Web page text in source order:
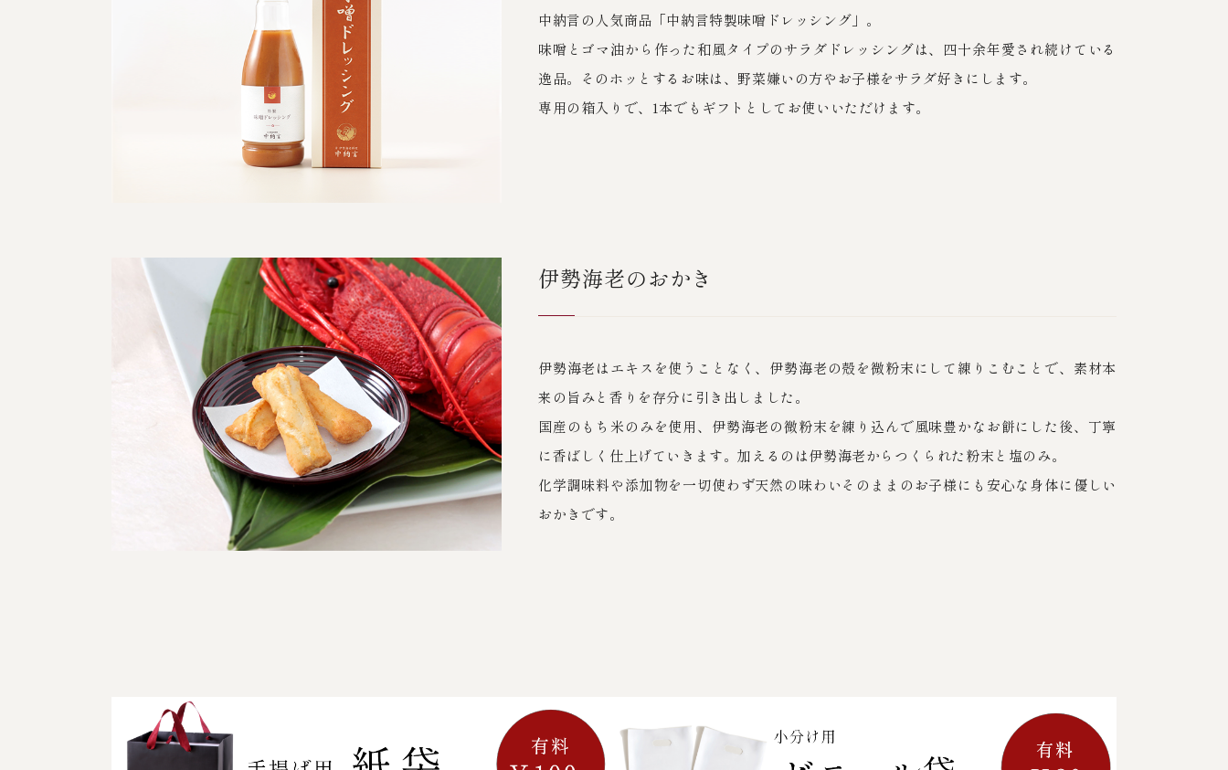
中納言の人気商品「中納言特製味噌ドレッシング」。
味噌とゴマ油から作った和風タイプのサラダドレッシングは、四十余年愛され続けている
逸品。そのホッとするお味は、野菜嫌いの方やお子様をサラダ好きにします。
専用の箱入りで、1本でもギフトとしてお使いいただけます。
伊勢海老のおかき
伊勢海老はエキスを使うことなく、伊勢海老の殻を微粉末にして練りこむことで、素材本
来の旨みと香りを存分に引き出しました。
国産のもち米のみを使用、伊勢海老の微粉末を練り込んで風味豊かなお餅にした後、丁寧
に香ばしく仕上げていきます。加えるのは伊勢海老からつくられた粉末と塩のみ。
化学調味料や添加物を一切使わず天然の味わいそのままのお子様にも安心な身体に優しい
おかきです。